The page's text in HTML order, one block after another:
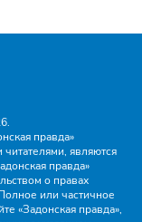
правда»
являются
правда»
о правах
или частичное
«Задонская правда»,